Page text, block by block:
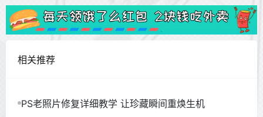
相关推荐
PS老照片修复详细教学 让珍藏瞬间重焕生机